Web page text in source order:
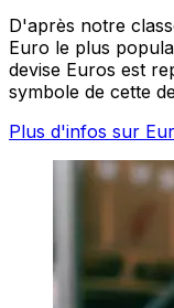
D'après notre
Euro le plus
devise Euros est
symbole de cette
Plus d'infos sur